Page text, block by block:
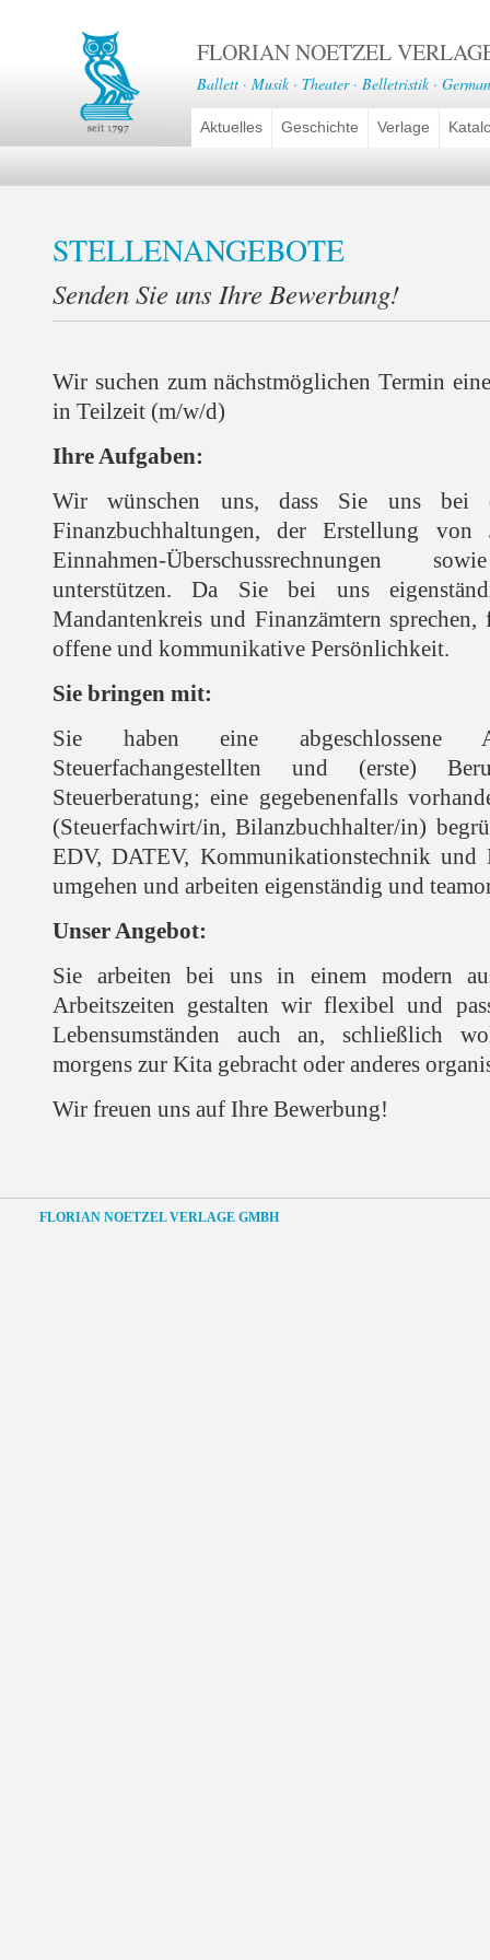
FLORIAN NOETZEL
Ballett · Musik · Theater · Belletristik ·
Aktuelles Geschichte Verlage
STELLENANGEBOTE
Senden Sie uns Ihre Bewerbung!
Wir suchen zum nächstmöglichen Termin
in Teilzeit (m/w/d)
Ihre Aufgaben:
Wir wünschen uns, dass Sie uns bei
Finanzbuchhaltungen, der Erstellung von
Einnahmen-Überschussrechnungen
unterstützen. Da Sie bei uns
Mandantenkreis und Finanzämtern
offene und kommunikative Persönlichkeit.
Sie bringen mit:
Sie haben eine abgeschlossene
Steuerfachangestellten und (erste)
Steuerberatung; eine gegebenenfalls
(Steuerfachwirt/in, Bilanzbuchhalter/in)
EDV, DATEV, Kommunikationstechnik
umgehen und arbeiten eigenständig und
Unser Angebot:
Sie arbeiten bei uns in einem modern
Arbeitszeiten gestalten wir flexibel und
Lebensumständen auch an, schließlich
morgens zur Kita gebracht oder anderes
Wir freuen uns auf Ihre Bewerbung!
FLORIAN NOETZEL VERLAGE GMBH